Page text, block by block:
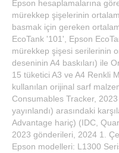
Epson hesaplamalarına
mürekkep şişelerinin
basmak için gereken
EcoTank '101', Epson
mürekkep şişesi serilerinin
deseninin A4 baskıları) ile
15 tüketici A3 ve A4 Renkli
kullanılan orijinal sarf
Consumables Tracker,
yayınlandı) arasındaki
Advantage hariç) (IDC,
2023 gönderileri, 2024 1.
Epson modelleri: L1300